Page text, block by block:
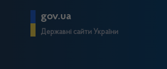
gov.ua
Державні сайти України